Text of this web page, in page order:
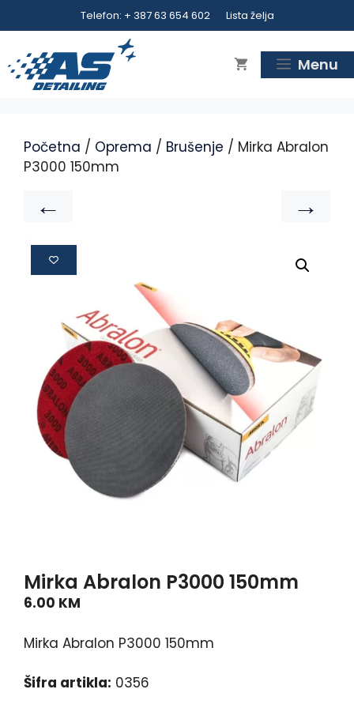
Telefon: + 387 63 654 602 Lista želja
Menu
Početna / Oprema / Brušenje / Mirka Abralon
P3000 150mm
← →
Mirka Abralon P3000 150mm
6.00 KM
Mirka Abralon P3000 150mm
Šifra artikla: 0356